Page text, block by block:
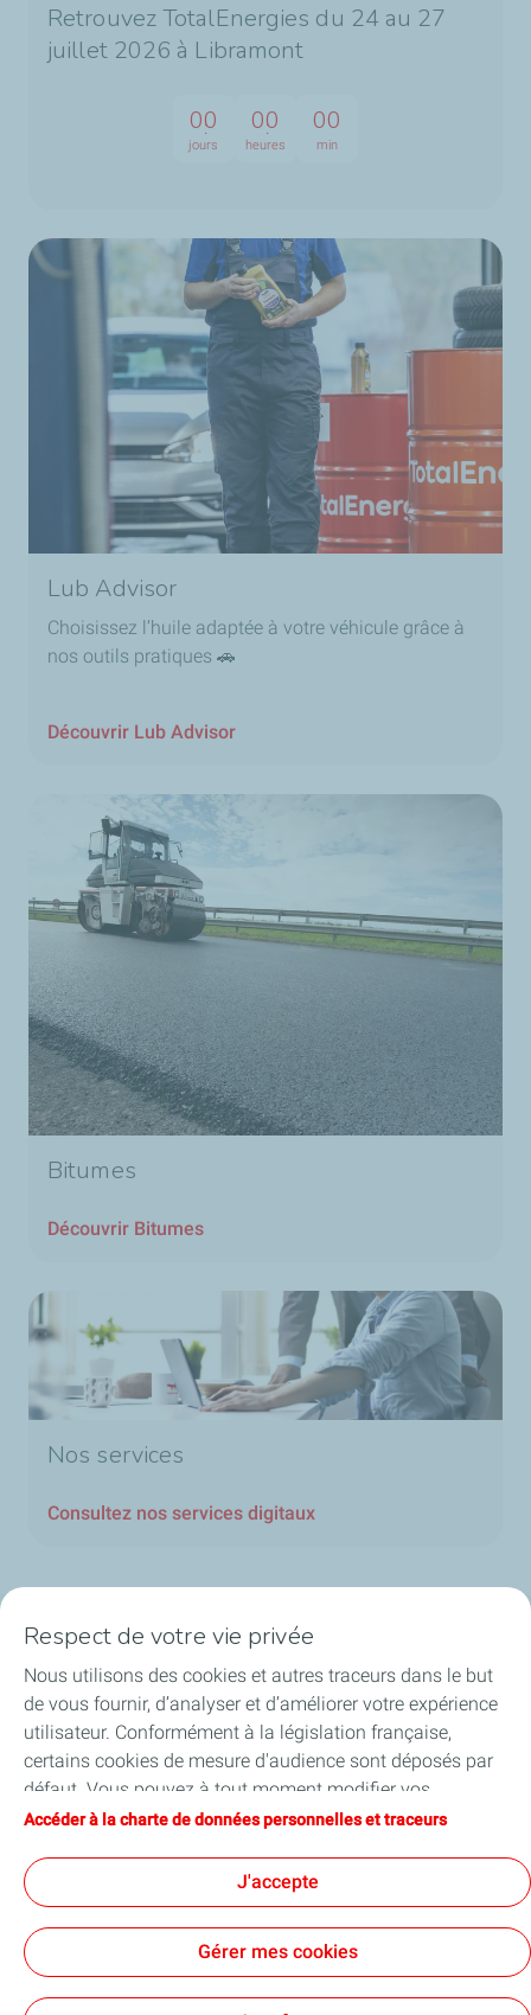
Retrouvez TotalEnergies du 24 au 27
juillet 2026 à Libramont
00
jours
00
heures
00
min
Lub Advisor
Choisissez l’huile adaptée à votre véhicule grâce à
nos outils pratiques 🚗
Découvrir Lub Advisor
Bitumes
Découvrir Bitumes
Nos services
Consultez nos services digitaux
Nos secteurs en Belgique
Nos produits en Belgique
Liens utiles
Nos sites en Belgique
Conditions Générales d'Achats
Respect de votre vie privée
Nous utilisons des cookies et autres traceurs dans le but
de vous fournir, d’analyser et d’améliorer votre expérience
utilisateur. Conformément à la législation française,
certains cookies de mesure d'audience sont déposés par
défaut. Vous pouvez à tout moment modifier vos
paramètres de cookies en cliquant sur le bouton « Gérer
vous acceptez le dépôt de l’ensemble des cookies. Dans le
cas où vous cliquez sur « Je refuse », seuls les cookies
techniques nécessaires au bon fonctionnement du site
seront utilisés. Pour plus d’informations, vous pouvez
Accéder à la charte de données personnelles et traceurs
J'accepte
Gérer mes cookies